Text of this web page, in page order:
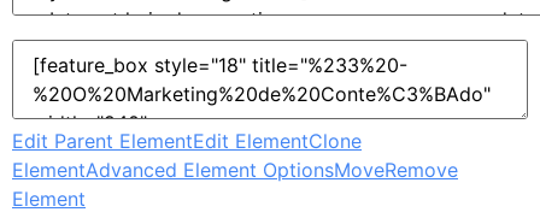
Edit Parent ElementEdit ElementClone
ElementAdvanced Element OptionsMoveRemove
Element